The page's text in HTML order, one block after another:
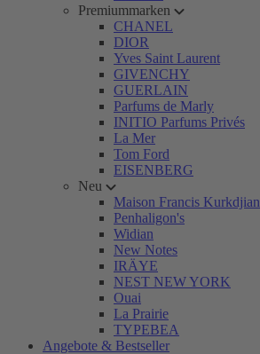
Premiummarken
CHANEL
DIOR
Yves Saint Laurent
GIVENCHY
GUERLAIN
Parfums de Marly
INITIO Parfums Privés
La Mer
Tom Ford
EISENBERG
Neu
Maison Francis Kurkdjian
Penhaligon's
Widian
New Notes
IRÄYE
NEST NEW YORK
Ouai
La Prairie
TYPEBEA
Angebote & Bestseller